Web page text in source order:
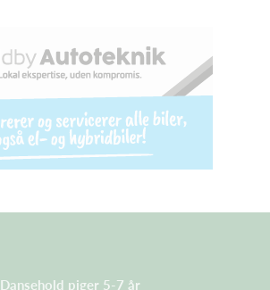
Dansehold piger 5-7 år